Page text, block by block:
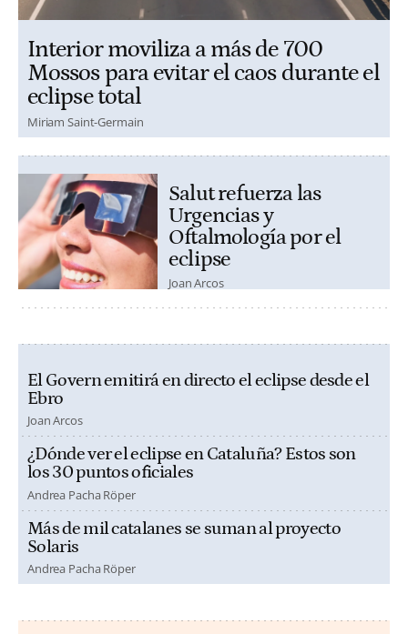
Interior moviliza a más de 700
Mossos para evitar el caos durante el
eclipse total
Miriam Saint-Germain
Salut refuerza las
Urgencias y
Oftalmología por el
eclipse
Joan Arcos
El Govern emitirá en directo el eclipse desde el
Ebro
Joan Arcos
¿Dónde ver el eclipse en Cataluña? Estos son
los 30 puntos oficiales
Andrea Pacha Röper
Más de mil catalanes se suman al proyecto
Solaris
Andrea Pacha Röper